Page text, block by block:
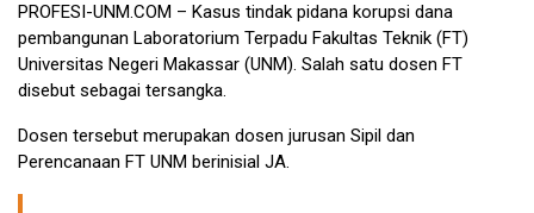
PROFESI-UNM.COM – Kasus tindak pidana korupsi dana
pembangunan Laboratorium Terpadu Fakultas Teknik (FT)
Universitas Negeri Makassar (UNM). Salah satu dosen FT
disebut sebagai tersangka.
Dosen tersebut merupakan dosen jurusan Sipil dan
Perencanaan FT UNM berinisial JA.